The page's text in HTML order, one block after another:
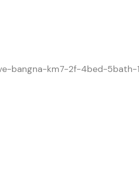
bangna-km7-2f-4bed-5bath-